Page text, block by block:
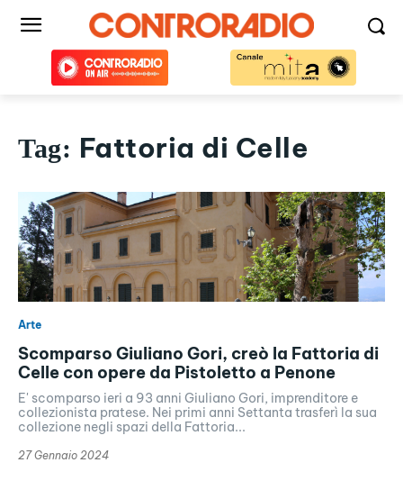
Tag: Fattoria di Celle
Arte
Scomparso Giuliano Gori, creò la Fattoria di
Celle con opere da Pistoletto a Penone
E' scomparso ieri a 93 anni Giuliano Gori, imprenditore e
collezionista pratese. Nei primi anni Settanta trasferì la sua
collezione negli spazi della Fattoria...
27 Gennaio 2024